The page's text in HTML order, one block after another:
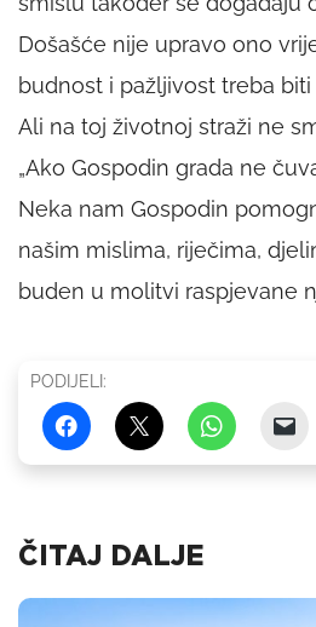
Došašće nije upravo ono
budnost i pažljivost treba
Ali na toj životnoj straži ne
„Ako Gospodin grada ne
Neka nam Gospodin
našim mislima, riječima,
buden u molitvi raspjevane
PODIJELI:
ČITAJ DALJE